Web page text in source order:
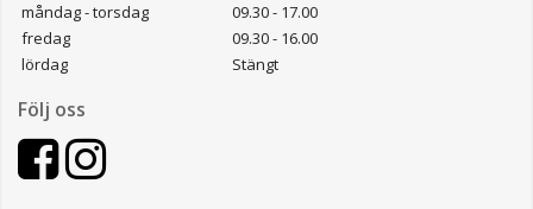
måndag - torsdag
09.30 - 17.00
fredag
09.30 - 16.00
lördag
Stängt
Följ oss